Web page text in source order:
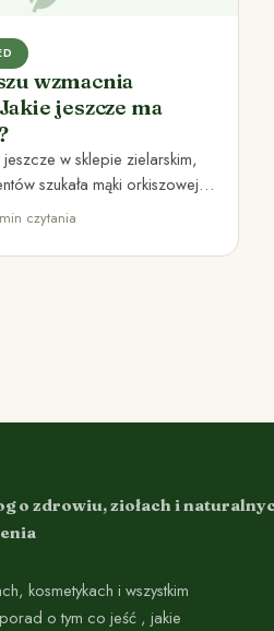
wzmacnia
jeszcze ma
w sklepie zielarskim,
szukała mąki orkiszowej.
długi czas…
czytania
o zdrowiu, ziołach i
kosmetykach i wszystkim
o tym co jeść , jakie